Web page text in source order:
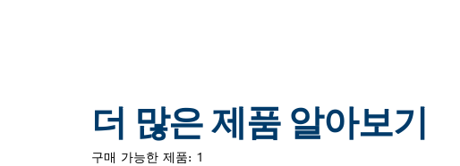
더 많은 제품 알아보기
구매 가능한 제품: 1